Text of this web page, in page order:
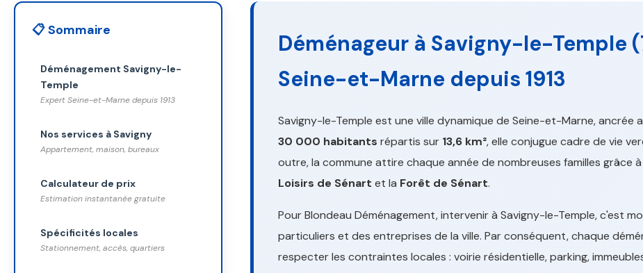
📋 Sommaire
Déménagement Savigny-le-
Temple
Expert Seine-et-Marne depuis 1913
Nos services à Savigny
Appartement, maison, bureaux
Calculateur de prix
Estimation instantanée gratuite
Spécificités locales
Stationnement, accès, quartiers
Déménageur à Savigny-le-Temple
Seine-et-Marne depuis 1913
Savigny-le-Temple est une ville dynamique de Seine-et-Marne,
30 000 habitants répartis sur 13,6 km², elle conjugue cadre de vie
outre, la commune attire chaque année de nombreuses familles grâce
Loisirs de Sénart et la Forêt de Sénart.
Pour Blondeau Déménagement, intervenir à Savigny-le-Temple, c'est
particuliers et des entreprises de la ville. Par conséquent, chaque
respecter les contraintes locales : voirie résidentielle, parking,